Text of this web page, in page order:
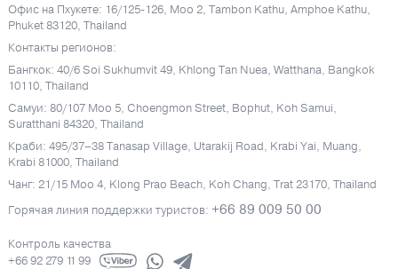
Офис на Пхукете: 16/125-126, Moo 2, Tambon Kathu, Amphoe Kathu,
Phuket 83120, Thailand
Контакты регионов:
Бангкок: 40/6 Soi Sukhumvit 49, Khlong Tan Nuea, Watthana, Bangkok
10110, Thailand
Самуи: 80/107 Moo 5, Choengmon Street, Bophut, Koh Samui,
Suratthani 84320, Thailand
Краби: 495/37–38 Tanasap Village, Utarakij Road, Krabi Yai, Muang,
Krabi 81000, Thailand
Чанг: 21/15 Moo 4, Klong Prao Beach, Koh Chang, Trat 23170, Thailand
Горячая линия поддержки туристов: +66 89 009 50 00
Контроль качества
+66 92 279 11 99